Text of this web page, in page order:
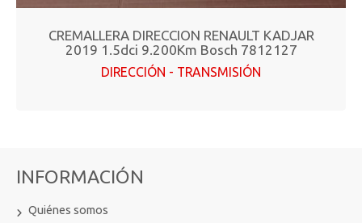
CREMALLERA DIRECCION RENAULT KADJAR
2019 1.5dci 9.200Km Bosch 7812127
DIRECCIÓN - TRANSMISIÓN
INFORMACIÓN
Quiénes somos